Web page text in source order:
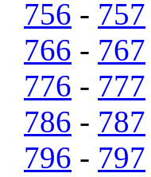
756 - 757
766 - 767
776 - 777
786 - 787
796 - 797